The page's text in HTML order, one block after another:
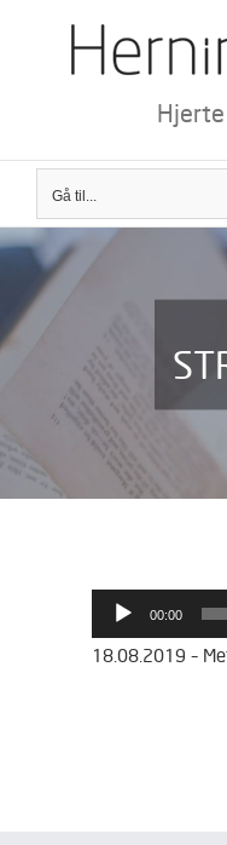
Gå til...
Lydafspiller
00:00
18.08.2019 –